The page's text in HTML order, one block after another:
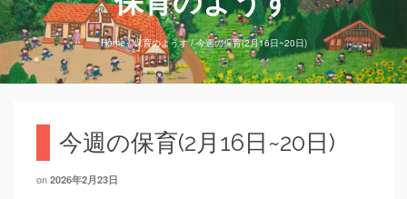
Home / 保育のようす / 今週の保育(2月16日~20日)
今週の保育(2月16日~20日)
on 2026年2月23日